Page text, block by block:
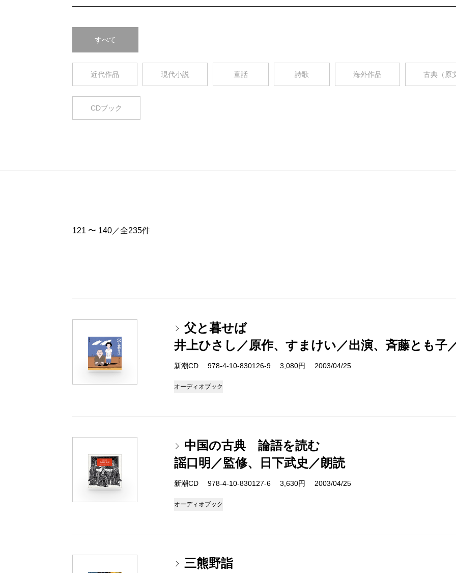
すべて
近代作品 現代小説 童話 詩歌 海外作品 古典（原
CDブック
121 〜 140／全235件
父と暮せば
井上ひさし／原作、すまけい／出演、斉藤とも子
新潮CD 978-4-10-830126-9 3,080円 2003/04/25
オーディオブック
中国の古典 論語を読む
謡口明／監修、日下武史／朗読
新潮CD 978-4-10-830127-6 3,630円 2003/04/25
オーディオブック
三熊野詣